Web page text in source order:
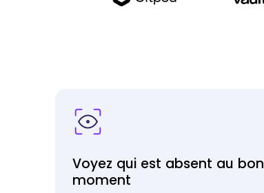
Voyez qui est absent au bon
moment